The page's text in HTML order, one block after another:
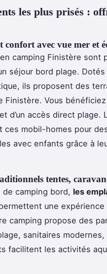
les plus prisés :
avec vue mer et
en camping Finistère sont
séjour bord plage.
ils proposent des
Finistère. Vous
d’un accès direct plage.
ces mobil-homes pour
avec enfants grâce à
tentes,
de camping bord, les
une
camping propose des
sanitaires
facilitent les activités